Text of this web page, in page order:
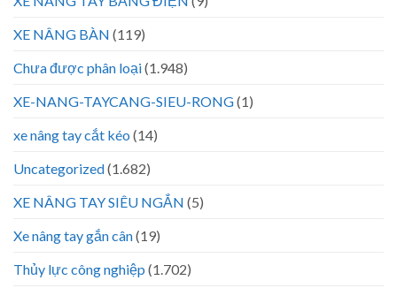
XE NÂNG BÀN (119)
Chưa được phân loại(1.948)
XE-NANG-TAYCANG-SIEU-RONG(1)
xe nâng tay cắt kéo (14)
Uncategorized(1.682)
XE NÂNG TAY SIÊU NGẮN (5)
Xe nâng tay gắn cân(19)
Thủy lực công nghiệp (1.702)